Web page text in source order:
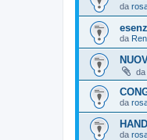
da
da
da
da
da